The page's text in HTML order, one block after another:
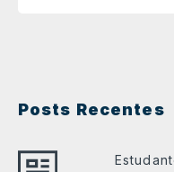
Posts Recentes